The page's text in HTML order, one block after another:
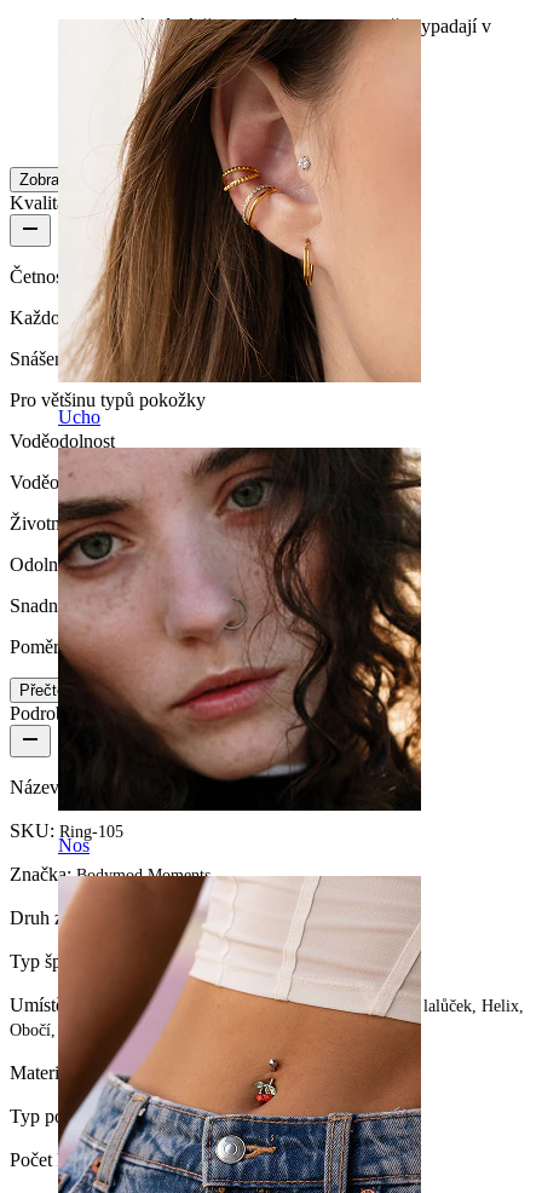
Ucho
Nos
Opravu krásné náušnice, jemné a velmi dobře vypadají v
uchu v kombinaci s jinými náušnicemi.
Ověřený nákup
Přeloženo pomocí AI Zobrazit původní text
Zobrazit více
Kvalita produktu
Četnost nošení
Každodenní nošení
Snášenlivost
Pro většinu typů pokožky
Voděodolnost
Voděodolný
Životnost
Odolný
Snadnost používání
Poměrně snadné
Přečtěte si více
Podrobnosti o produktu
Název:
SKU: Ring-105
Značka:Bodymod Moments
Druh zapínání: Vyhnutím do strany
Typ šperku:
Umístění:
Tragus, Snug, Septum, Rook, Nosní dírka, Ušní lalůček, Helix,
Obočí, Daith, Conch, Přední helix, Rty, Intimate
Materiál: Chirurgická ocel
Typ povlaku:Anodizace
Počet kusů:1